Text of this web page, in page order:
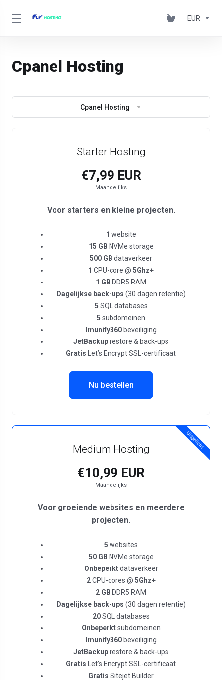
EUR
Cpanel Hosting
Cpanel Hosting
Starter Hosting
€7,99 EUR
Maandelijks
Voor starters en kleine projecten.
1 website
15 GB NVMe storage
500 GB dataverkeer
1 CPU-core @ 5Ghz+
1 GB DDR5 RAM
Dagelijkse back-ups (30 dagen retentie)
5 SQL databases
5 subdomeinen
Imunify360beveiliging
JetBackuprestore & back-ups
Gratis Let’s Encrypt SSL-certificaat
Nu bestellen
Uitgelicht
Medium Hosting
€10,99 EUR
Maandelijks
Voor groeiende websites en meerdere
projecten.
5 websites
50 GB NVMe storage
Onbeperktdataverkeer
2CPU-cores @ 5Ghz+
2 GB DDR5 RAM
Dagelijkse back-ups (30 dagen retentie)
20SQL databases
Onbeperktsubdomeinen
Imunify360beveiliging
JetBackuprestore & back-ups
Gratis Let’s Encrypt SSL-certificaat
Gratis Sitejet Builder